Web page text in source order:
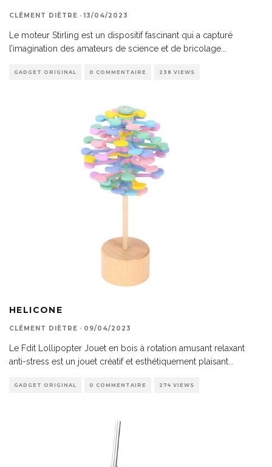
CLÉMENT DIÈTRE · 13/04/2023
Le moteur Stirling est un dispositif fascinant qui a capturé
l’imagination des amateurs de science et de bricolage...
GADGET ORIGINAL 0 COMMENTAIRE 238 VIEWS
HELICONE
CLÉMENT DIÈTRE · 09/04/2023
Le Fdit Lollipopter Jouet en bois à rotation amusant relaxant
anti-stress est un jouet créatif et esthétiquement plaisant...
GADGET ORIGINAL 0 COMMENTAIRE 274 VIEWS